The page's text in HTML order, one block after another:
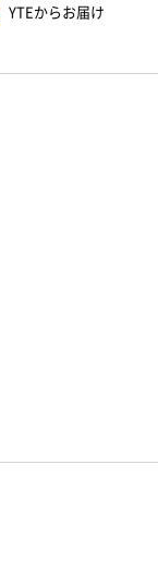
YTEからお届け